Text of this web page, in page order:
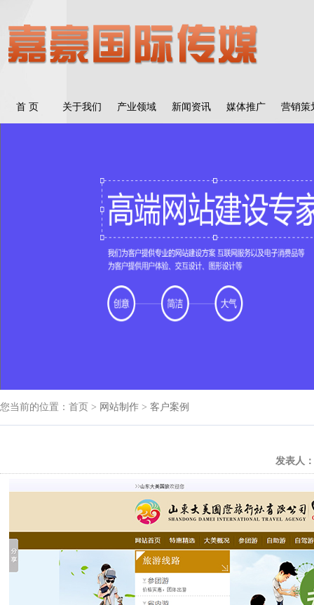
首 页 关于我们 产业领域 新闻资讯 媒体推广 营销策
您当前的位置：首页 > 网站制作 > 客户案例
发表人：